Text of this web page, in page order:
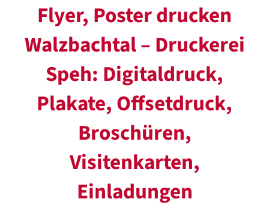
Flyer, Poster drucken
Walzbachtal – Druckerei
Speh: Digitaldruck,
Plakate, Offsetdruck,
Broschüren,
Visitenkarten,
Einladungen